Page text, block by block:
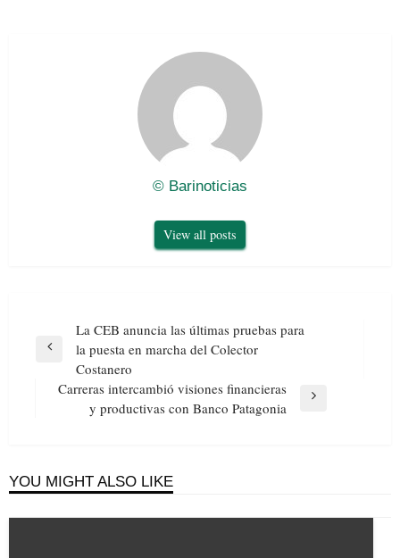
© Barinoticias
View all posts
Navegación
de
entradas
Previous
La CEB anuncia las últimas pruebas para
la puesta en marcha del Colector
Costanero
Carreras intercambió visiones financieras
y productivas con Banco Patagonia
YOU MIGHT ALSO LIKE